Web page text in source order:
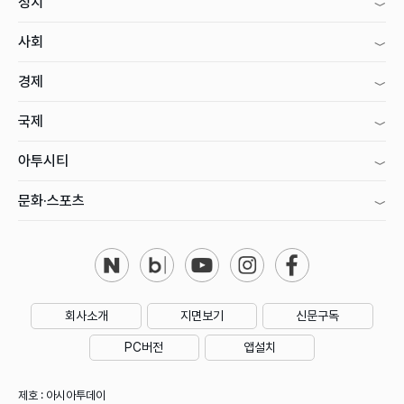
사회
경제
국제
아투시티
문화·스포츠
회사소개 지면보기 신문구독
PC버전 앱설치
제호 : 아시아투데이